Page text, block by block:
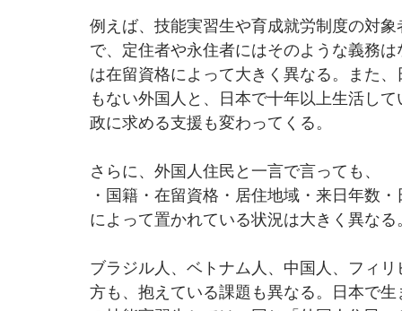
例えば、技能実習生や育成就労制度の対
で、定住者や永住者にはそのような義務
は在留資格によって大きく異なる。また
もない外国人と、日本で十年以上生活し
政に求める支援も変わってくる。
さらに、外国人住民と一言で言っても、
・国籍・在留資格・居住地域・来日年数
によって置かれている状況は大きく異なる
ブラジル人、ベトナム人、中国人、フィ
方も、抱えている課題も異なる。日本で